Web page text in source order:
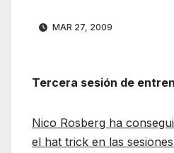
MAR 27, 2009
Tercera sesión de
Nico Rosberg ha
el hat trick en las